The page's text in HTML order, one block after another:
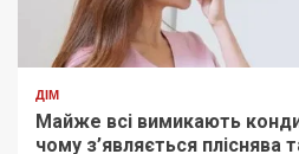
ДІМ
Майже всі вимикають
чому з’являється пліснява